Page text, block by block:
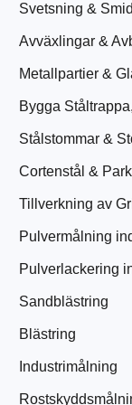
Svetsning &
Avväxlingar &
Metallpartier &
Bygga
Stålstommar &
Cortenstål &
Tillverkning av
Pulvermålning
Pulverlackering
Sandblästring
Blästring
Industrimålning